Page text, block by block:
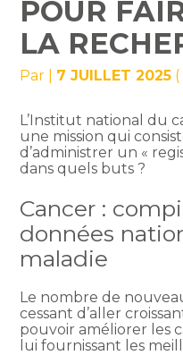
POUR
LA
Par 7 JUILLET 2025
L’Institut national du
une mission qui
d’administrer un «
dans quels buts ?
Cancer :
données
maladie
Le nombre de
cessant d’aller
pouvoir améliorer les
lui fournissant les